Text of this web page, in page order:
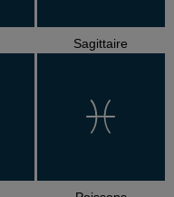
Sagittaire